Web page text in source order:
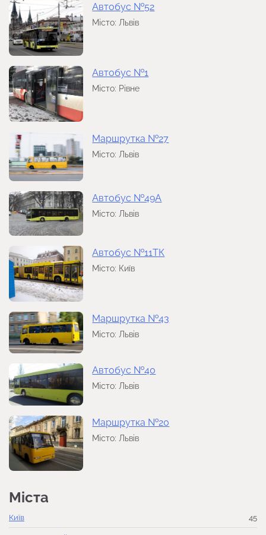
Автобус №52
Місто: Львів
Автобус №1
Місто: Рівне
Маршрутка №27
Місто: Львів
Автобус №49А
Місто: Львів
Автобус №11ТК
Місто: Київ
Маршрутка №43
Місто: Львів
Автобус №40
Місто: Львів
Маршрутка №20
Місто: Львів
Міста
Київ 45